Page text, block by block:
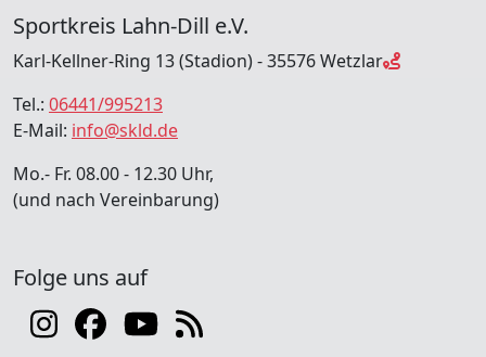
Sportkreis Lahn-Dill e.V.
Karl-Kellner-Ring 13 (Stadion) - 35576 Wetzlar
Tel.: 06441/995213
E-Mail: info@skld.de
Mo.- Fr. 08.00 - 12.30 Uhr,
(und nach Vereinbarung)
Folge uns auf